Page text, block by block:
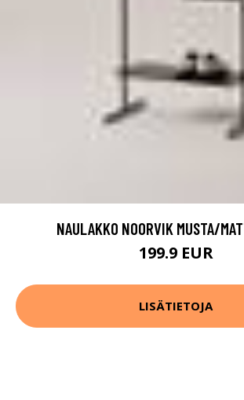
NAULAKKO NOORVIK MUSTA/
199.9 EUR
LISÄTIETOJA